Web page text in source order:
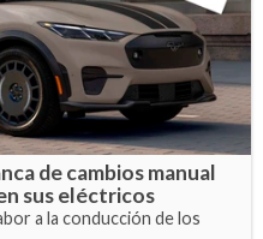
de cambios manual
sus eléctricos
a la conducción de los